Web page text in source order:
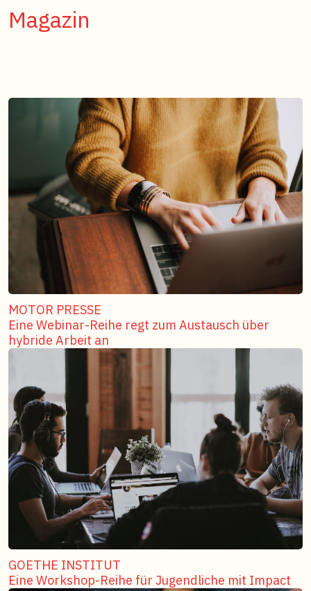
Magazin
MOTOR PRESSE
Eine Webinar-Reihe regt zum Austausch über
hybride Arbeit an
GOETHE INSTITUT
Eine Workshop-Reihe für Jugendliche mit Impact